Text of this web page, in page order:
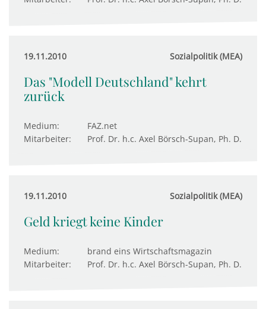
19.11.2010 Sozialpolitik (MEA)
Das "Modell Deutschland" kehrt
zurück
Medium:
FAZ.net
Mitarbeiter:
Prof. Dr. h.c. Axel Börsch-Supan, Ph. D.
19.11.2010 Sozialpolitik (MEA)
Geld kriegt keine Kinder
Medium:
brand eins Wirtschaftsmagazin
Mitarbeiter:
Prof. Dr. h.c. Axel Börsch-Supan, Ph. D.